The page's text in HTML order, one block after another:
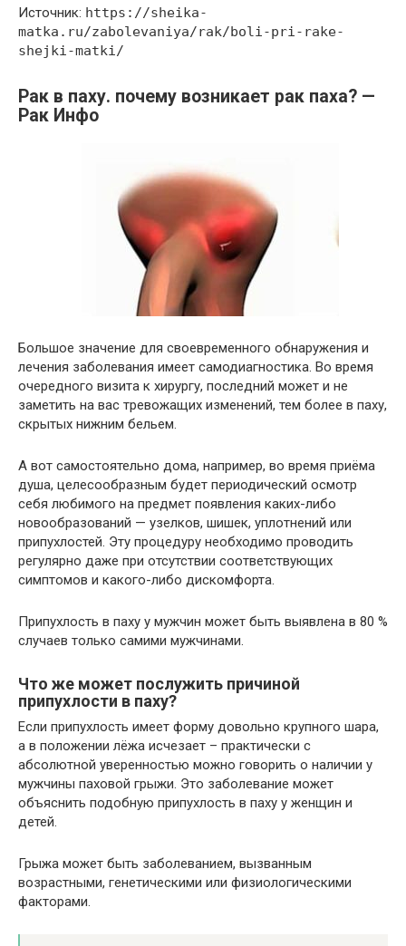
Источник: https://sheika-
matka.ru/zabolevaniya/rak/boli-pri-rake-
shejki-matki/
Рак в паху. почему возникает рак паха? —
Рак Инфо
Большое значение для своевременного обнаружения и
лечения заболевания имеет самодиагностика. Во время
очередного визита к хирургу, последний может и не
заметить на вас тревожащих изменений, тем более в паху,
скрытых нижним бельем.
А вот самостоятельно дома, например, во время приёма
душа, целесообразным будет периодический осмотр
себя любимого на предмет появления каких-либо
новообразований — узелков, шишек, уплотнений или
припухлостей. Эту процедуру необходимо проводить
регулярно даже при отсутствии соответствующих
симптомов и какого-либо дискомфорта.
Припухлость в паху у мужчин может быть выявлена в 80 %
случаев только самими мужчинами.
Что же может послужить причиной
припухлости в паху?
Если припухлость имеет форму довольно крупного шара,
а в положении лёжа исчезает – практически с
абсолютной уверенностью можно говорить о наличии у
мужчины паховой грыжи. Это заболевание может
объяснить подобную припухлость в паху у женщин и
детей.
Грыжа может быть заболеванием, вызванным
возрастными, генетическими или физиологическими
факторами.